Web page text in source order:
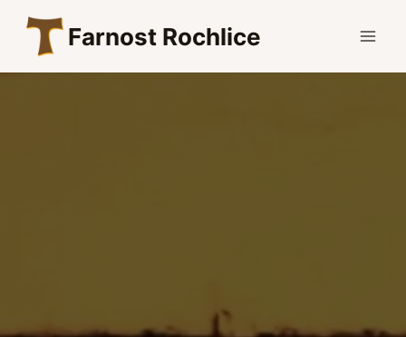
obsah
Farnost Rochlice